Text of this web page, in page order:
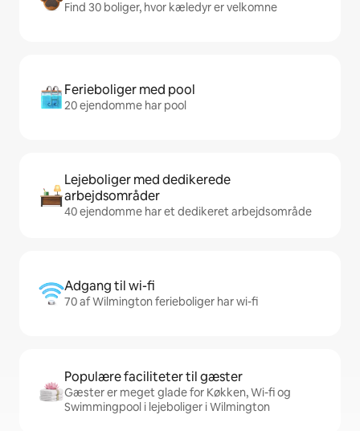
Find 30 boliger, hvor kæledyr er velkomne
Ferieboliger med pool
20 ejendomme har pool
Lejeboliger med dedikerede
arbejdsområder
40 ejendomme har et dedikeret arbejdsområde
Adgang til wi-fi
70 af Wilmington ferieboliger har wi-fi
Populære faciliteter til gæster
Gæster er meget glade for Køkken, Wi-fi og
Swimmingpool i lejeboliger i Wilmington